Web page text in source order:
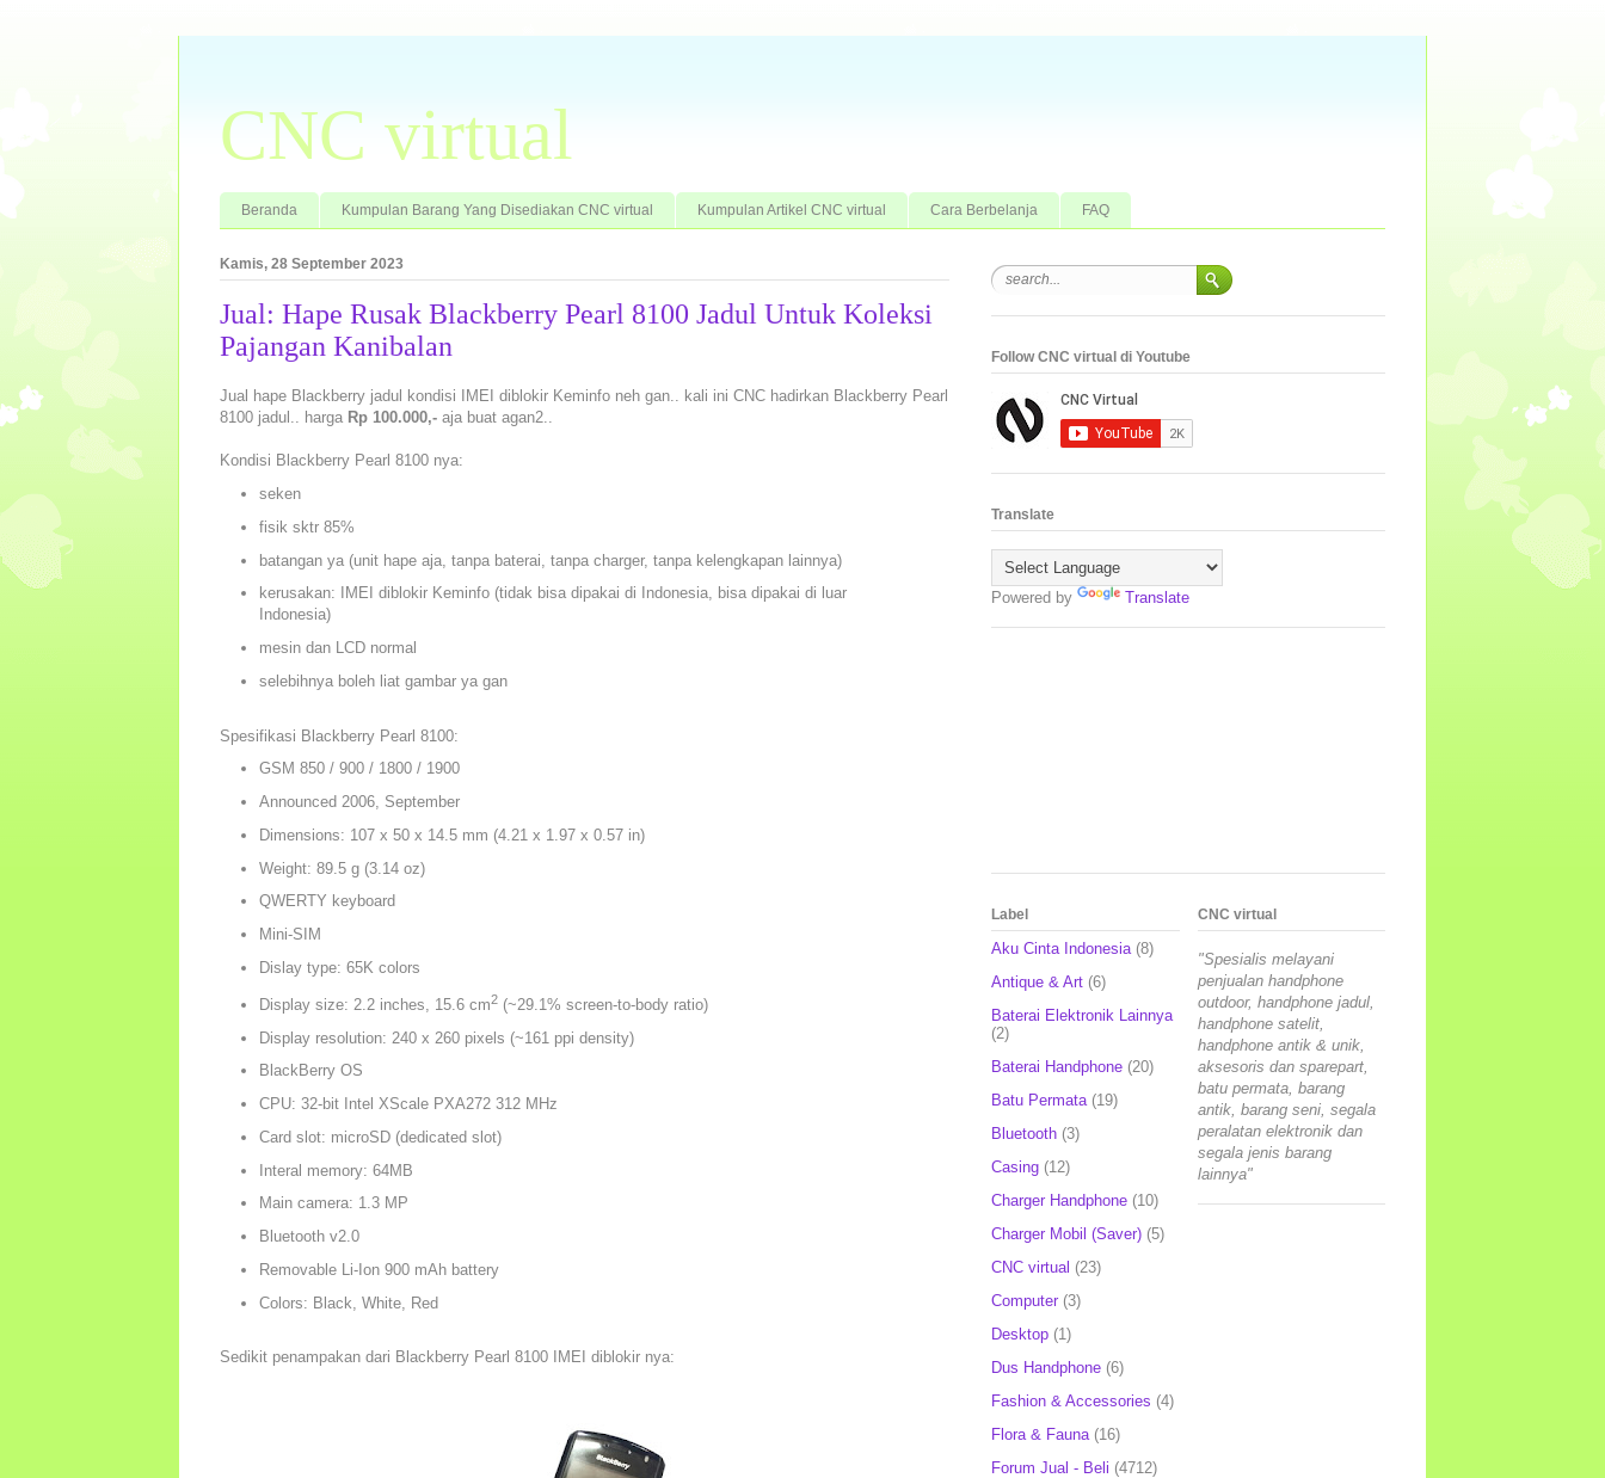
CNC virtual
Beranda Kumpulan Barang Yang Disediakan CNC virtual Kumpulan Artikel CNC virtual Cara Berbelanja FAQ
Kamis, 28 September 2023
Jual: Hape Rusak Blackberry Pearl 8100 Jadul Untuk Koleksi
Pajangan Kanibalan
Jual hape Blackberry jadul kondisi IMEI diblokir Keminfo neh gan.. kali ini CNC hadirkan Blackberry Pearl
8100 jadul.. harga Rp 100.000,- aja buat agan2..
Kondisi Blackberry Pearl 8100 nya:
seken
fisik sktr 85%
batangan ya (unit hape aja, tanpa baterai, tanpa charger, tanpa kelengkapan lainnya)
kerusakan: IMEI diblokir Keminfo (tidak bisa dipakai di Indonesia, bisa dipakai di luar
Indonesia)
mesin dan LCD normal
selebihnya boleh liat gambar ya gan
Spesifikasi Blackberry Pearl 8100:
GSM 850 / 900 / 1800 / 1900
Announced 2006, September
Dimensions: 107 x 50 x 14.5 mm (4.21 x 1.97 x 0.57 in)
Weight: 89.5 g (3.14 oz)
QWERTY keyboard
Mini-SIM
Dislay type: 65K colors
Display size: 2.2 inches, 15.6 cm2(~29.1% screen-to-body ratio)
Display resolution: 240 x 260 pixels (~161 ppi density)
BlackBerry OS
CPU: 32-bit Intel XScale PXA272 312 MHz
Card slot: microSD (dedicated slot)
Interal memory: 64MB
Main camera: 1.3 MP
Bluetooth v2.0
Removable Li-Ion 900 mAh battery
Colors: Black, White, Red
Sedikit penampakan dari Blackberry Pearl 8100 IMEI diblokir nya:
Follow CNC virtual di Youtube
Translate
Powered by Translate
Label
Aku Cinta Indonesia (8)
Antique & Art (6)
Baterai Elektronik Lainnya
(2)
Baterai Handphone (20)
Batu Permata (19)
Bluetooth (3)
Casing (12)
Charger Handphone (10)
Charger Mobil (Saver) (5)
CNC virtual (23)
Computer (3)
Desktop (1)
Dus Handphone (6)
Fashion & Accessories (4)
Flora & Fauna (16)
Forum Jual - Beli (4712)
CNC virtual
"Spesialis melayani
penjualan handphone
outdoor, handphone jadul,
handphone satelit,
handphone antik & unik,
aksesoris dan sparepart,
batu permata, barang
antik, barang seni, segala
peralatan elektronik dan
segala jenis barang
lainnya"